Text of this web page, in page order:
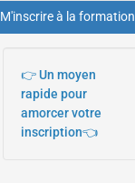
M'inscrire à la formation
👉 Un moyen
rapide pour
amorcer votre
inscription👈